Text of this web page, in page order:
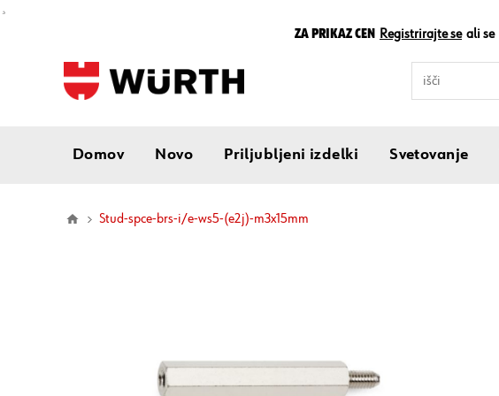
¸
Za prikaz cen
Registrirajte se ali se
Domov Novo Priljubljeni izdelki Svetovanje
stud-spce-brs-i/e-ws5-(e2j)-m3x15mm